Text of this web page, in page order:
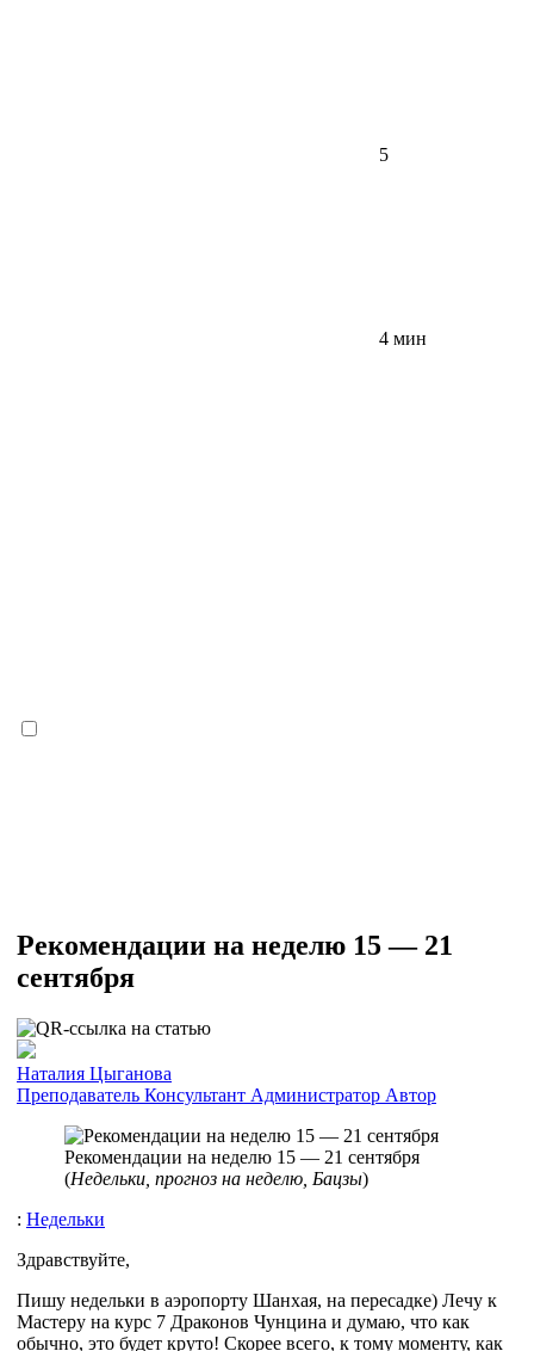
5
4 мин
Рекомендации на неделю 15 — 21
сентября
Наталия Цыганова
Преподаватель Консультант Администратор Автор
Рекомендации на неделю 15 — 21 сентября
(Недельки, прогноз на неделю, Бацзы)
: Недельки
Здравствуйте,
Пишу недельки в аэропорту Шанхая, на пересадке) Лечу к
Мастеру на курс 7 Драконов Чунцина и думаю, что как
обычно, это будет круто! Скорее всего, к тому моменту, как